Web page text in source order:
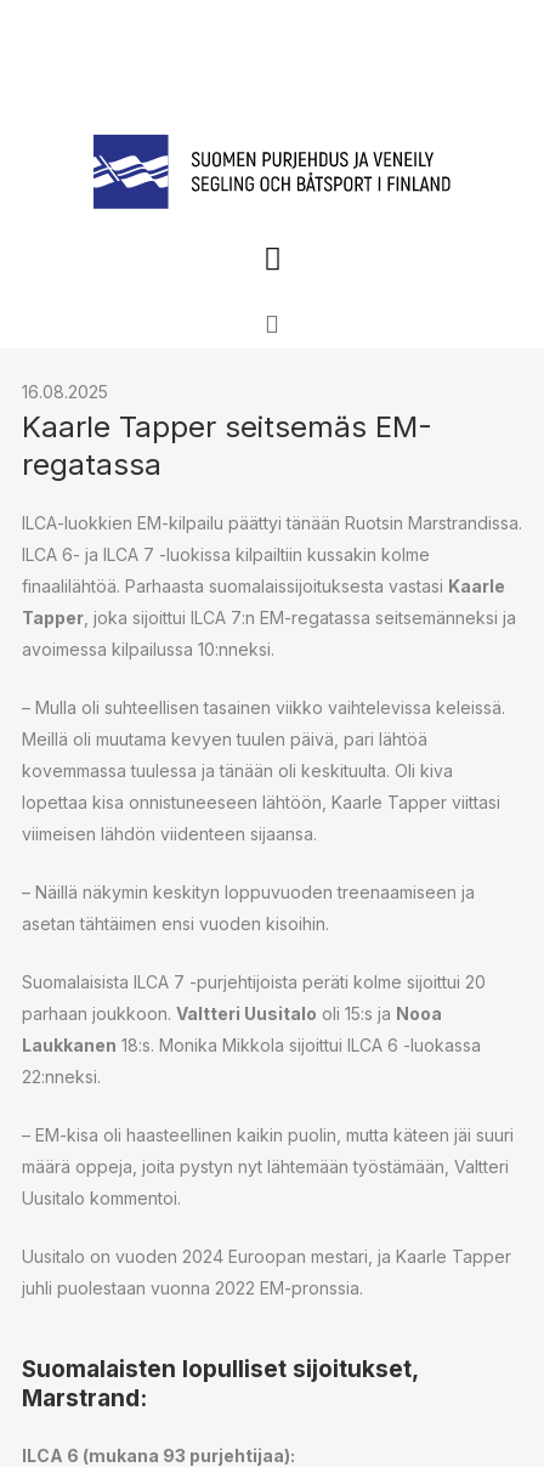
16.08.2025
Kaarle Tapper seitsemäs EM-
regatassa
ILCA-luokkien EM-kilpailu päättyi tänään Ruotsin Marstrandissa.
ILCA 6- ja ILCA 7 -luokissa kilpailtiin kussakin kolme
finaalilähtöä. Parhaasta suomalaissijoituksesta vastasi Kaarle
Tapper, joka sijoittui ILCA 7:n EM-regatassa seitsemänneksi ja
avoimessa kilpailussa 10:nneksi.
– Mulla oli suhteellisen tasainen viikko vaihtelevissa keleissä.
Meillä oli muutama kevyen tuulen päivä, pari lähtöä
kovemmassa tuulessa ja tänään oli keskituulta. Oli kiva
lopettaa kisa onnistuneeseen lähtöön, Kaarle Tapper viittasi
viimeisen lähdön viidenteen sijaansa.
– Näillä näkymin keskityn loppuvuoden treenaamiseen ja
asetan tähtäimen ensi vuoden kisoihin.
Suomalaisista ILCA 7 -purjehtijoista peräti kolme sijoittui 20
parhaan joukkoon. Valtteri Uusitalo oli 15:s ja Nooa
Laukkanen 18:s. Monika Mikkola sijoittui ILCA 6 -luokassa
22:nneksi.
– EM-kisa oli haasteellinen kaikin puolin, mutta käteen jäi suuri
määrä oppeja, joita pystyn nyt lähtemään työstämään, Valtteri
Uusitalo kommentoi.
Uusitalo on vuoden 2024 Euroopan mestari, ja Kaarle Tapper
juhli puolestaan vuonna 2022 EM-pronssia.
Suomalaisten lopulliset sijoitukset,
Marstrand:
ILCA 6 (mukana 93 purjehtijaa):